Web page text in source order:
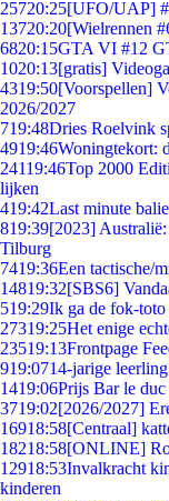
25720:25[UFO/UAP]
13720:20[Wielrennen
6820:15GTA VI #12
1020:13[gratis]
4319:50[Voorspellen]
2026/2027
719:48Dries Roelvink
4919:46Woningtekort:
24119:46Top 2000
lijken
419:42Last minute
819:39[2023]
Tilburg
7419:36Een tactische/
14819:32[SBS6]
519:29Ik ga de fok-
27319:25Het enige
23519:13Frontpage
919:0714-jarige
1419:06Prijs Bar le
3719:02[2026/2027]
16918:58[Centraal]
18218:58[ONLINE]
12918:53Invalkracht
kinderen